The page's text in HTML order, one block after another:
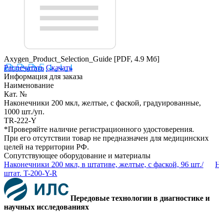
Axygen_Product_Selection_Guide [PDF, 4.9 Мб]
Распечатать Скачать
Информация для заказа
Наименование
Кат. №
Наконечники 200 мкл, желтые, с фаской, градуированные,
1000 шт./уп.
TR-222-Y
*Проверяйте наличие регистрационного удостоверения.
При его отсутствии товар не предназначен для медицинских
целей на территории РФ.
Сопутствующее оборудование и материалы
Наконечники 200 мкл, в штативе, желтые, с фаской, 96 шт./
штат. T-200-Y-R
Передовые технологии в диагностике и
научных исследованиях